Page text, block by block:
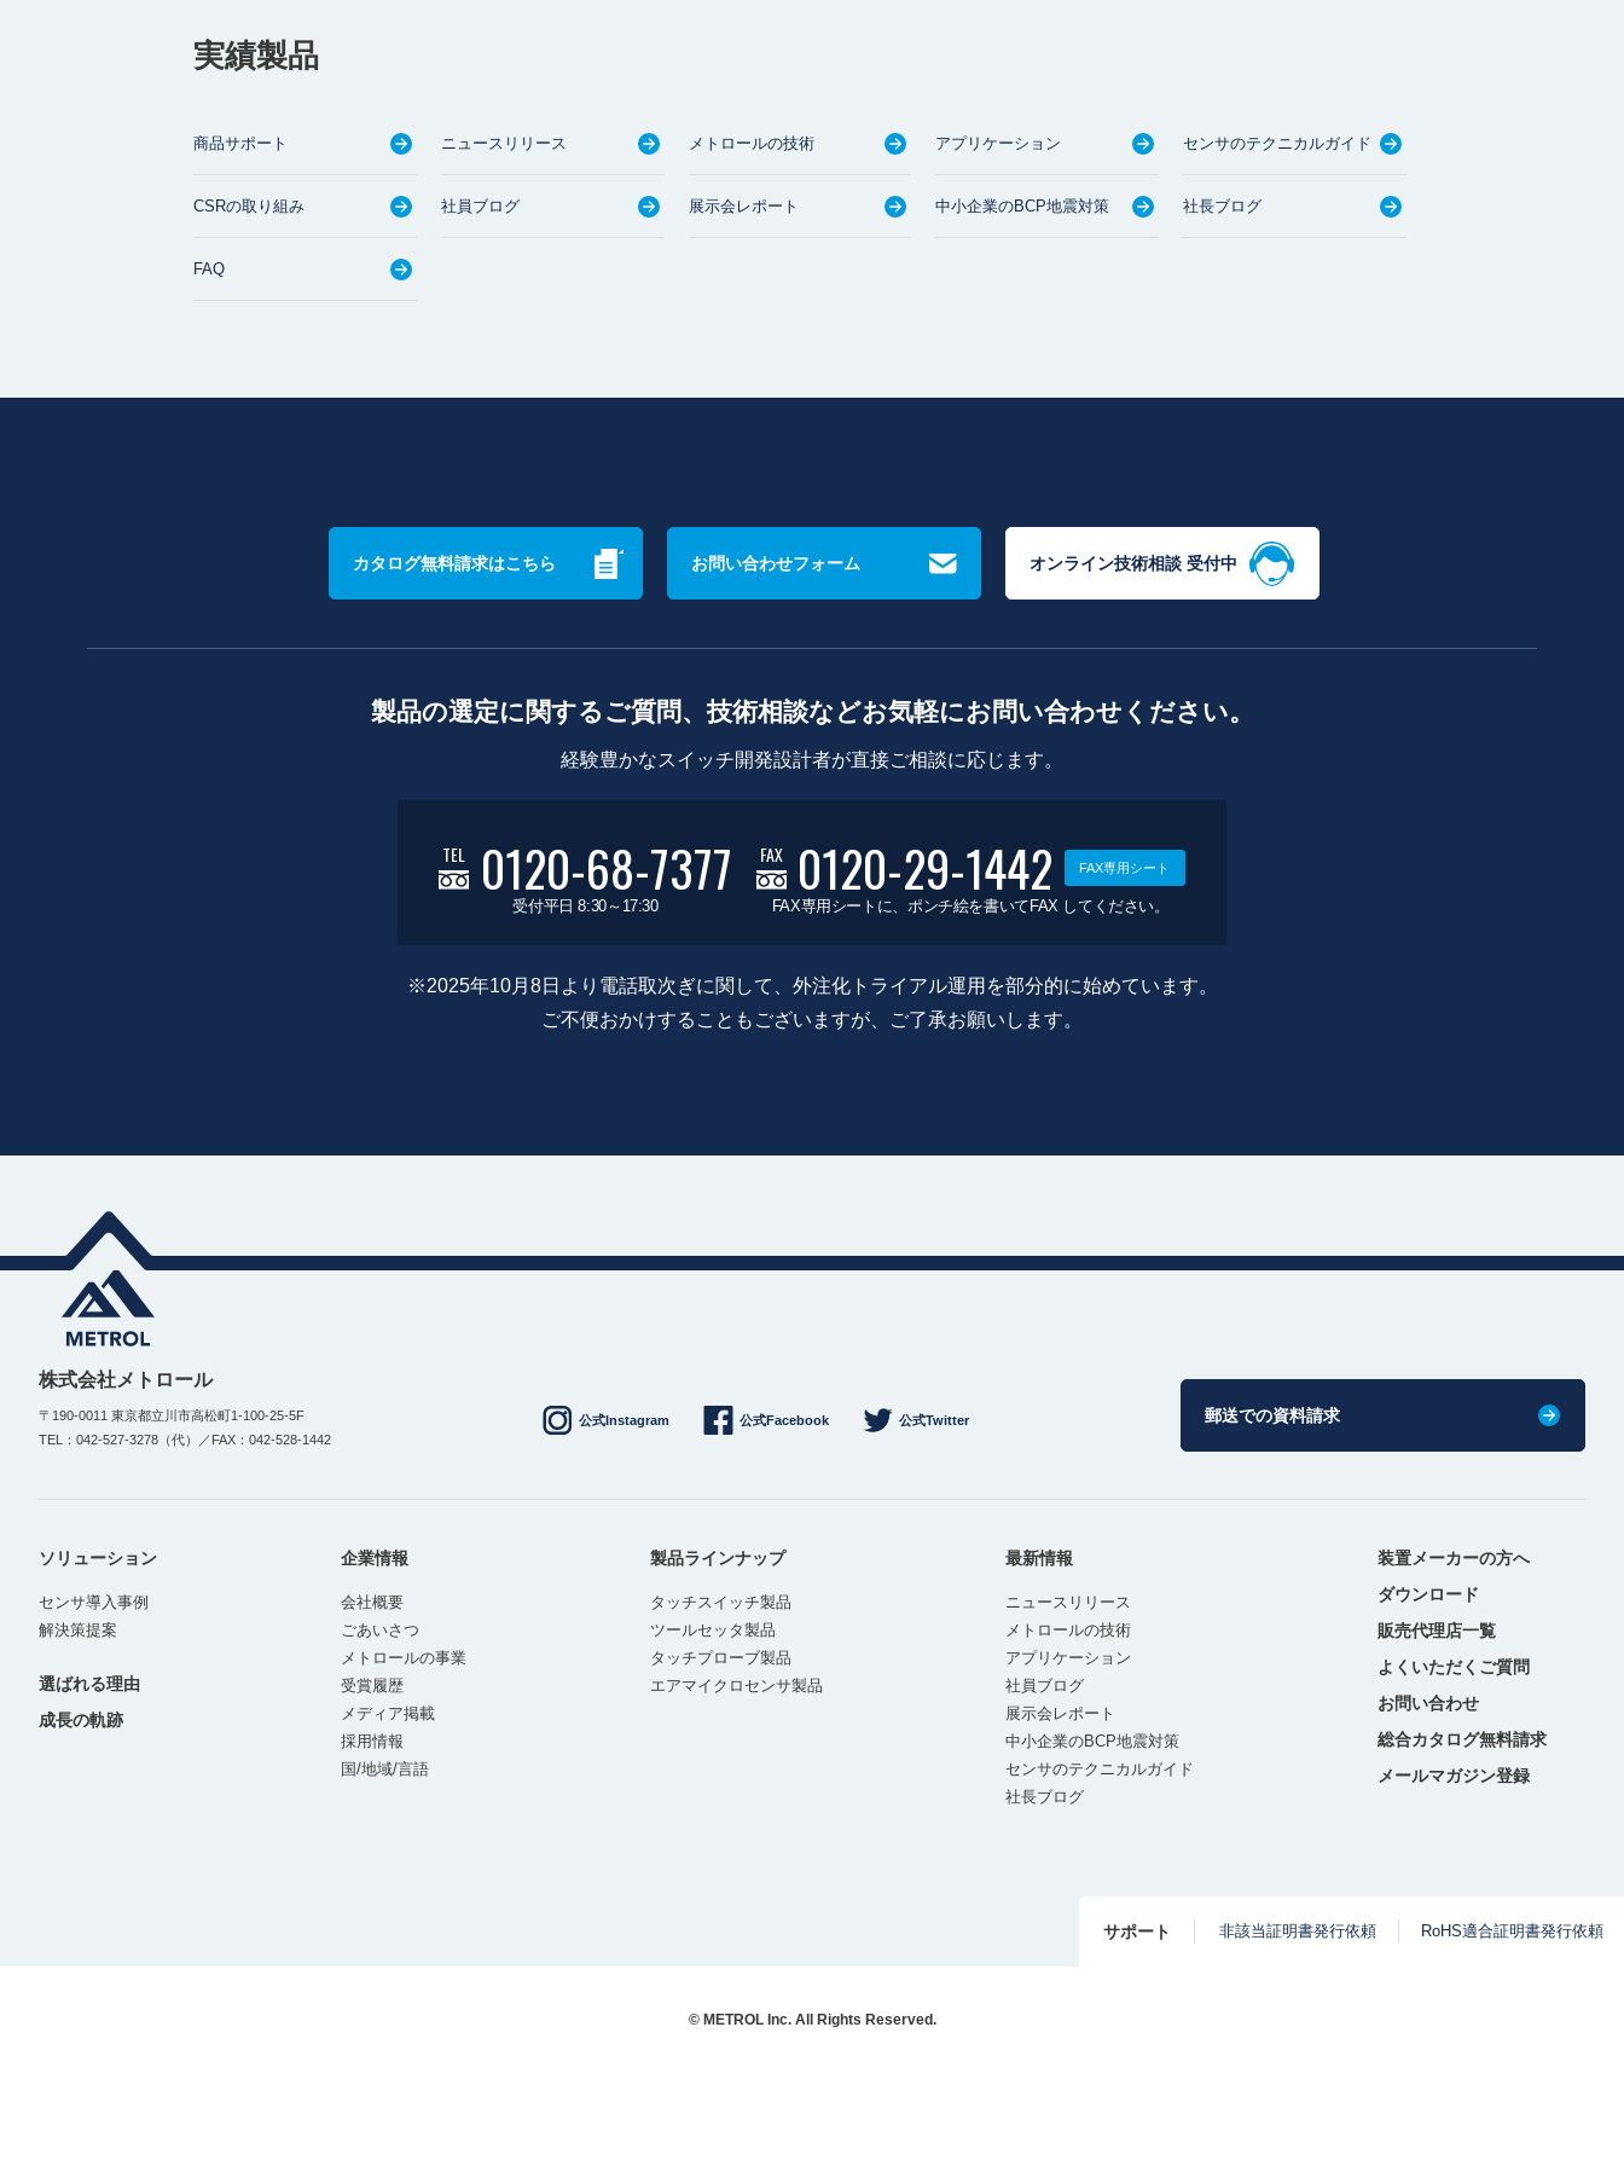
実績製品
商品サポート ニュースリリース メトロールの技術 アプリケーション センサのテクニカルガイド
CSRの取り組み 社員ブログ 展示会レポート 中小企業のBCP地震対策 社長ブログ
FAQ
カタログ無料請求はこちら お問い合わせフォーム オンライン技術相談 受付中
製品の選定に関するご質問、技術相談などお気軽にお問い合わせください。
経験豊かなスイッチ開発設計者が直接ご相談に応じます。
TEL 0120-68-7377
受付平日 8:30～17:30
FAX 0120-29-1442 FAX専用シート
FAX専用シートに、ポンチ絵を書いてFAX してください。
※2025年10月8日より電話取次ぎに関して、外注化トライアル運用を部分的に始めています。
ご不便おかけすることもございますが、ご了承お願いします。
株式会社メトロール
〒190-0011 東京都立川市高松町1-100-25-5F
TEL：042-527-3278（代）／FAX：042-528-1442
公式Instagram 公式Facebook 公式Twitter 郵送での資料請求
ソリューション
センサ導入事例
解決策提案
選ばれる理由
成長の軌跡
企業情報
会社概要
ごあいさつ
メトロールの事業
受賞履歴
メディア掲載
採用情報
国/地域/言語
製品ラインナップ
タッチスイッチ製品
ツールセッタ製品
タッチプローブ製品
エアマイクロセンサ製品
最新情報
ニュースリリース
メトロールの技術
アプリケーション
社員ブログ
展示会レポート
中小企業のBCP地震対策
センサのテクニカルガイド
社長ブログ
装置メーカーの方へ
ダウンロード
販売代理店一覧
よくいただくご質問
お問い合わせ
総合カタログ無料請求
メールマガジン登録
サポート 非該当証明書発行依頼 RoHS適合証明書発行依頼
© METROL Inc. All Rights Reserved.